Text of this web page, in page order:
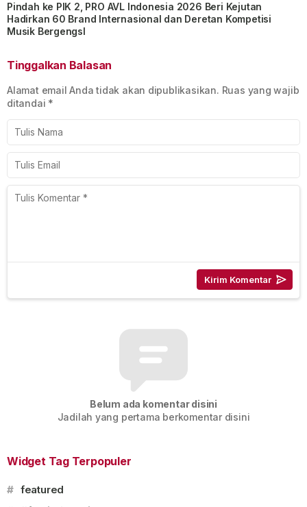
Pindah ke PIK 2, PRO AVL Indonesia 2026 Beri Kejutan
Hadirkan 60 Brand Internasional dan Deretan Kompetisi
Musik BergengsI
Tinggalkan Balasan
Alamat email Anda tidak akan dipublikasikan. Ruas yang wajib
ditandai *
Belum ada komentar disini
Jadilah yang pertama berkomentar disini
Widget Tag Terpopuler
# featured